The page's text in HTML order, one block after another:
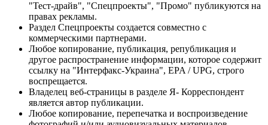
"Тест-драйв", "Спецпроекты", "Промо" публикуются на
правах рекламы.
Раздел Спецпроекты создается совместно с
коммерческими партнерами.
Любое копирование, публикация, републикация и
другое распространение информации, которое содержит
ссылку на "Интерфакс-Украина", EPA / UPG, строго
воспрещается.
Владелец веб-страницы в разделе Я- Корреспондент
является автор публикации.
Любое копирование, перепечатка и воспроизведение